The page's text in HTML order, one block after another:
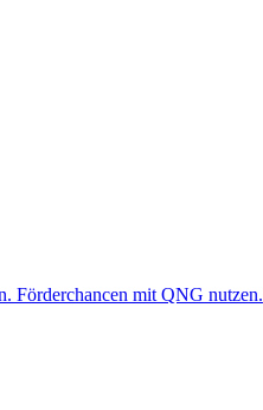
Förderchancen mit QNG nutzen.